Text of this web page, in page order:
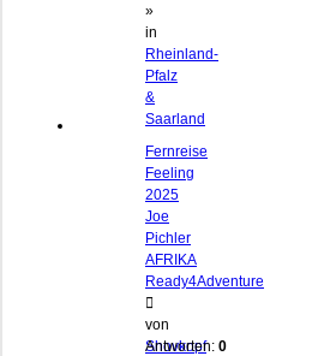
»
in
Rheinland-
Pfalz
&
Saarland
Fernreise
Feeling
2025
Joe
Pichler
AFRIKA
Ready4Adventure
von
Shovkopf
Antworten: 0